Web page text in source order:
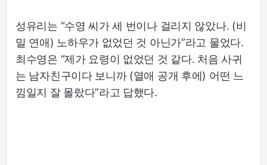
성유리는 “수영 씨가 세 번이나 걸리지 않았나. (비
밀 연애) 노하우가 없었던 것 아닌가”라고 물었다.
최수영은 “제가 요령이 없었던 것 같다. 처음 사귀
는 남자친구이다 보니까 (열애 공개 후에) 어떤 느
낌일지 잘 몰랐다”라고 답했다.